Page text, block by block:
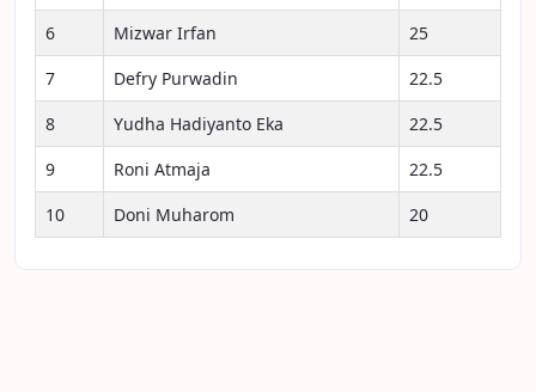
6
Mizwar Irfan
25
7
Defry Purwadin
22.5
8
Yudha Hadiyanto Eka
22.5
9
Roni Atmaja
22.5
10
Doni Muharom 20